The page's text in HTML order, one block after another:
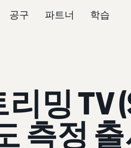
공구 파트너 학습
리밍 TV
측정